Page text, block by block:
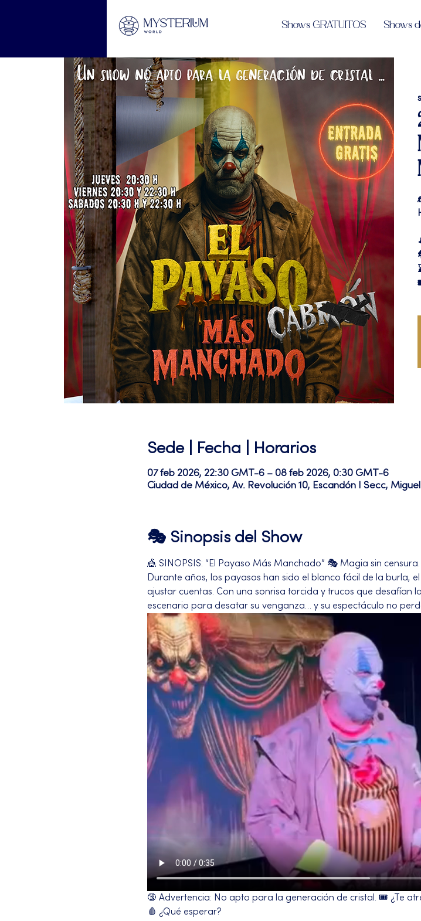
Shows GRATUITOS Shows
Sede | Fecha | Horarios
07 feb 2026, 22:30 GMT-6 – 08 feb 2026, 0:30 GMT-6
Ciudad de México, Av. Revolución 10, Escandón I Secc,
🎭 Sinopsis del Show
🎪 SINOPSIS: “El Payaso Más Manchado” 🎭 Magia sin
Durante años, los payasos han sido el blanco fácil de la burla,
ajustar cuentas. Con una sonrisa torcida y trucos que desafían
escenario para desatar su venganza… y su espectáculo no
🔞 Advertencia: No apto para la generación de cristal. 🎟️ ¿Te
🩸 ¿Qué esperar?